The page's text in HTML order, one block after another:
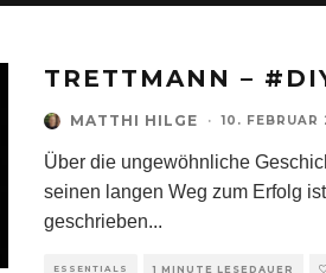
TRETTMANN –
MATTHI HILGE · 10. FEBRUAR
Über die ungewöhnliche
seinen langen Weg zum Erfolg
geschrieben...
ESSENTIALS 1 MINUTE LESEDAUER